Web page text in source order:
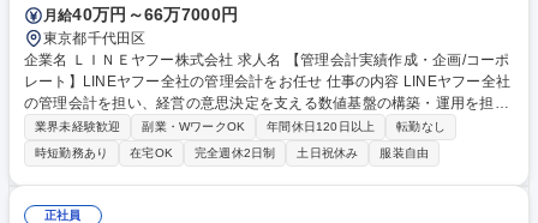
月給40万円～66万7000円
東京都千代田区
企業名 ＬＩＮＥヤフー株式会社 求人名 【管理会計実績作成・企画/コーポ
レート】LINEヤフー全社の管理会計をお任せ 仕事の内容 LINEヤフー全社
の管理会計を担い、経営の意思決定を支える数値基盤の構築・運用を担当
していただきます。月次の管理会計実績の作成だけではなく、組織変更や
新規事業の立ち上げなどの変化に対応しながら、 管理会計ルールの企画・
改善や、基幹システム刷新に伴う業務プロセス設計にも関わっていただき
ます。■月次の管理会計実績P/Lの作成、管理、確定■財務会計数値との突
合、各事業部門からのデータ収集、配賦計算の実施■過去実績数値の遡及
業界未経験歓迎 副業・WワークOK 年間休日120日以上
転勤なし
時短勤務あり
在宅OK 完全週休2日制 土日祝休み 服装自由
正社員